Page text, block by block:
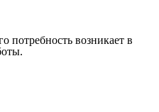
потребность возникает в